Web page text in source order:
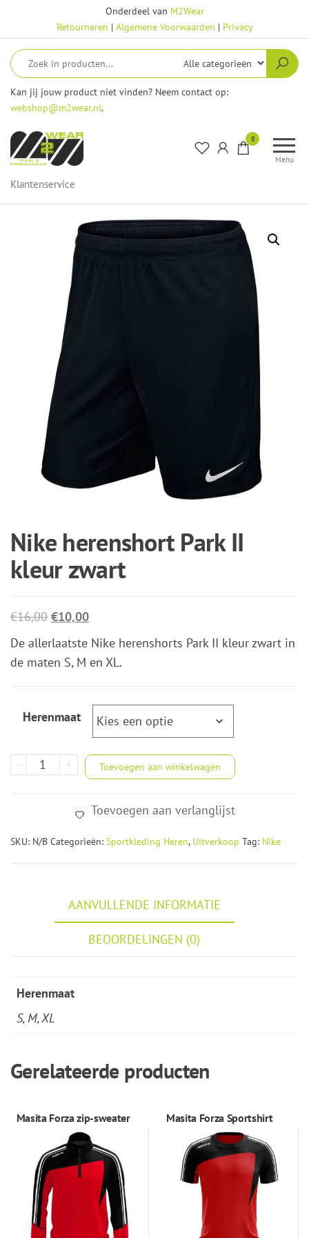
inhoud
Onderdeel van M2Wear
Retourneren | Algemene Voorwaarden | Privacy
Kan jij jouw product niet vinden? Neem contact op:
webshop@m2wear.nl.
Menu
0
Klantenservice
Nike herenshort Park II
kleur zwart
€16,00 Oorspronkelijke
prijs
was:
€10,00Huidige
prijs
De allerlaatste Nike herenshorts Park II kleur zwart in
de maten S, M en XL.
Herenmaat
-
Nike
kleur
+ Toevoegen aan winkelwagen
Toevoegen aan verlanglijst
SKU: N/B Categorieën: Sportkleding Heren, Uitverkoop Tag: Nike
AANVULLENDE INFORMATIE
BEOORDELINGEN (0)
Herenmaat
S, M, XL
Gerelateerde producten
Masita Forza zip-sweater Masita Forza Sportshirt